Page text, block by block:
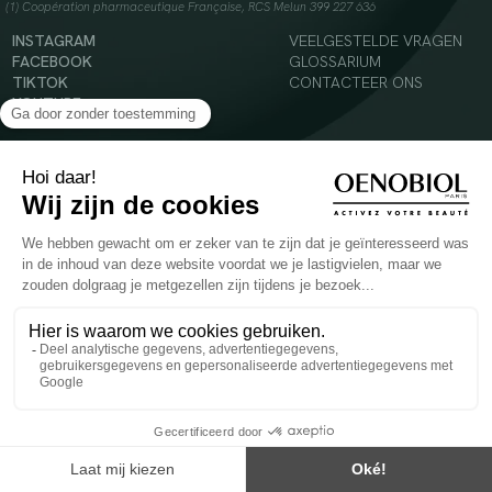
(1) Coopération pharmaceutique Française, RCS Melun 399 227 636
INSTAGRAM
FACEBOOK
TIKTOK
YOUTUBE
VEELGESTELDE VRAGEN
GLOSSARIUM
CONTACTEER ONS
© 2024 Oenobiol Paris
evenwichtige voeding en een gezonde levensstijl. Aanbevolen dagelijkse dosis niet
overschrijden. Enkel voor volwassenen, buiten het bereik van kinderen houden.